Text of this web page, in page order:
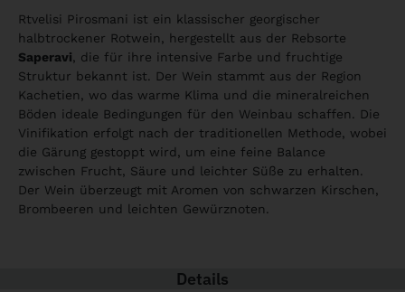
Rtvelisi Pirosmani ist ein klassischer georgischer
halbtrockener Rotwein, hergestellt aus der Rebsorte
Saperavi , die für ihre intensive Farbe und fruchtige
Struktur bekannt ist. Der Wein stammt aus der Region
Kachetien, wo das warme Klima und die mineralreichen
Böden ideale Bedingungen für den Weinbau schaffen. Die
Vinifikation erfolgt nach der traditionellen Methode, wobei
die Gärung gestoppt wird, um eine feine Balance
zwischen Frucht, Säure und leichter Süße zu erhalten.
Der Wein überzeugt mit Aromen von schwarzen Kirschen,
Brombeeren und leichten Gewürznoten.
Details